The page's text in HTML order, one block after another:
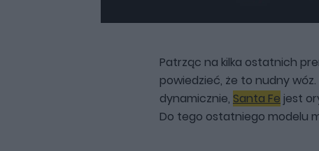
Patrząc na kilka ostatnich
powiedzieć, że to nudny
dynamicznie, Santa Fe jest
Do tego ostatniego modelu